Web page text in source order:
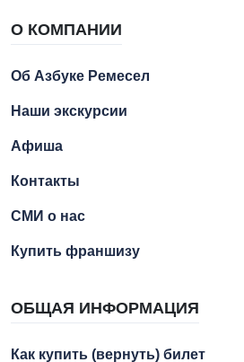
О КОМПАНИИ
Об Азбуке Ремесел
Наши экскурсии
Афиша
Контакты
СМИ о нас
Купить франшизу
ОБЩАЯ ИНФОРМАЦИЯ
Как купить (вернуть) билет